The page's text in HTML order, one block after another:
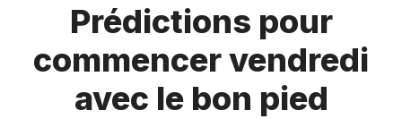
Prédictions pour
commencer vendredi
avec le bon pied